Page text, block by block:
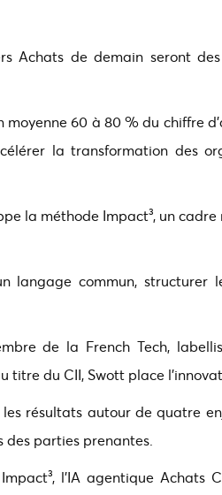
Achats de demain seront
60 à 80 % du chiffre
la transformation des
la méthode Impact³, un
langage commun, structurer
de la French Tech,
titre du CII, Swott place
résultats autour de quatre
des parties prenantes.
l’IA agentique Achats